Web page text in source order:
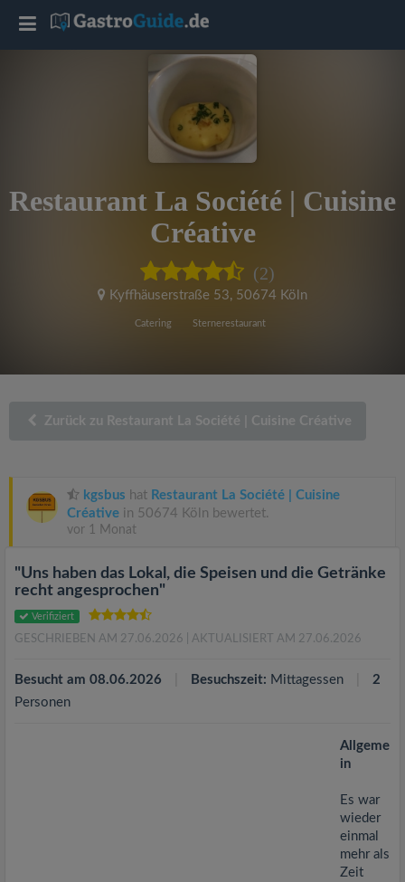
Restaurant La Société | Cuisine
Créative
(2)
Kyffhäuserstraße 53, 50674 Köln
Catering Sternerestaurant
Zurück zu Restaurant La Société | Cuisine Créative
kgsbus hat Restaurant La Société | Cuisine
Créative in 50674 Köln bewertet.
vor 1 Monat
"Uns haben das Lokal, die Speisen und die Getränke
recht angesprochen"
Verifiziert
GESCHRIEBEN AM 27.06.2026 | AKTUALISIERT AM 27.06.2026
Besucht am 08.06.2026 Besuchszeit: Mittagessen
2
Personen
Allgeme
in
Es war
wieder
einmal
mehr als
Zeit
T
l
g
t
i